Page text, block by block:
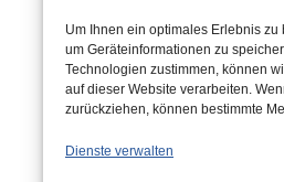
Um Ihnen ein optimales Erlebnis
um Geräteinformationen zu
Technologien zustimmen, können
auf dieser Website verarbeiten.
zurückziehen, können bestimmte
Dienste verwalten